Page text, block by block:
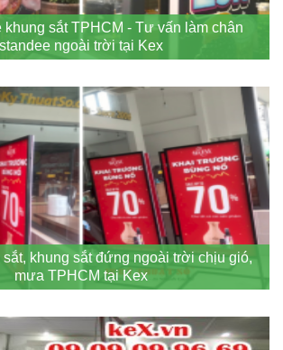
khung sắt TPHCM - Tư vấn làm chân
standee ngoài trời tại Kex
sắt, khung sắt đứng ngoài trời chịu gió,
mưa TPHCM tại Kex